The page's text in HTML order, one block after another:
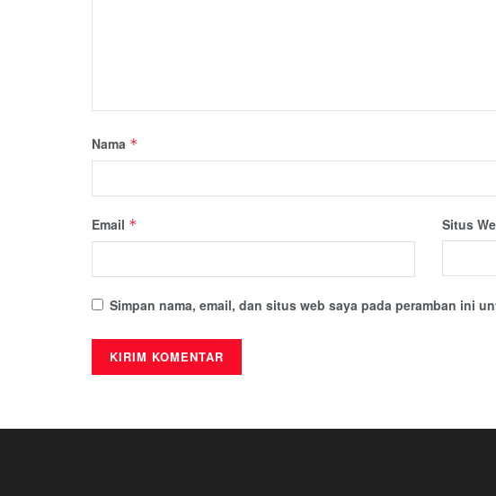
Nama *
Email * Situs
Simpan nama, email, dan situs web saya pada peramban ini